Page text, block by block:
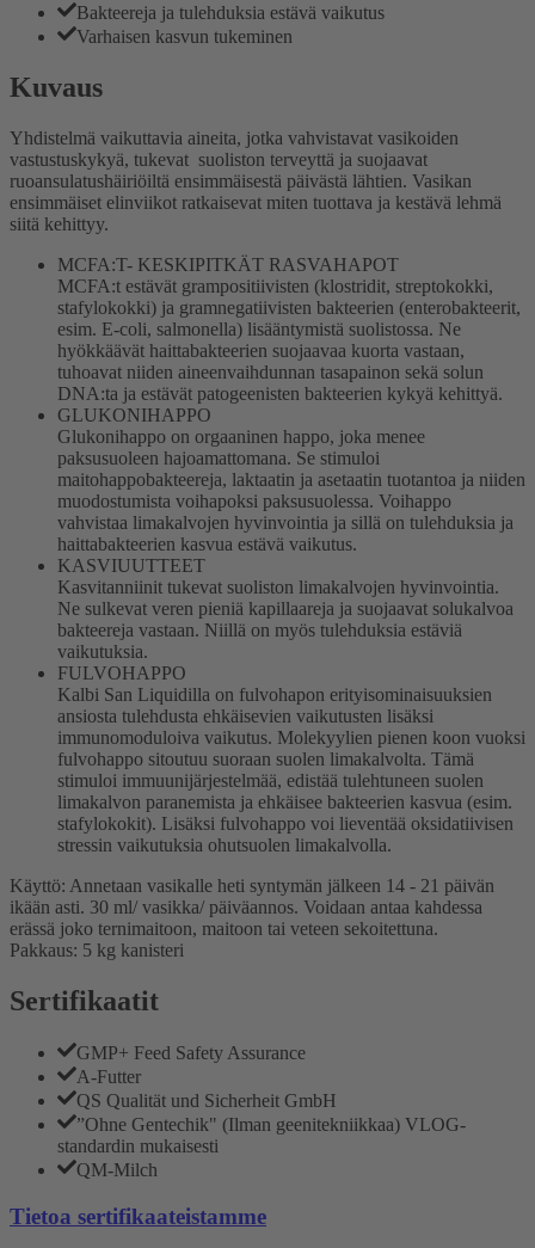
Bakteereja ja tulehduksia estävä vaikutus
Varhaisen kasvun tukeminen
Kuvaus
Yhdistelmä vaikuttavia aineita, jotka vahvistavat vasikoiden
vastustuskykyä, tukevat suoliston terveyttä ja suojaavat
ruoansulatushäiriöiltä ensimmäisestä päivästä lähtien. Vasikan
ensimmäiset elinviikot ratkaisevat miten tuottava ja kestävä lehmä
siitä kehittyy.
MCFA:T- KESKIPITKÄT RASVAHAPOT
MCFA:t estävät grampositiivisten (klostridit, streptokokki,
stafylokokki) ja gramnegatiivisten bakteerien (enterobakteerit,
esim. E-coli, salmonella) lisääntymistä suolistossa. Ne
hyökkäävät haittabakteerien suojaavaa kuorta vastaan,
tuhoavat niiden aineenvaihdunnan tasapainon sekä solun
DNA:ta ja estävät patogeenisten bakteerien kykyä kehittyä.
GLUKONIHAPPO
Glukonihappo on orgaaninen happo, joka menee
paksusuoleen hajoamattomana. Se stimuloi
maitohappobakteereja, laktaatin ja asetaatin tuotantoa ja niiden
muodostumista voihapoksi paksusuolessa. Voihappo
vahvistaa limakalvojen hyvinvointia ja sillä on tulehduksia ja
haittabakteerien kasvua estävä vaikutus.
KASVIUUTTEET
Kasvitanniinit tukevat suoliston limakalvojen hyvinvointia.
Ne sulkevat veren pieniä kapillaareja ja suojaavat solukalvoa
bakteereja vastaan. Niillä on myös tulehduksia estäviä
vaikutuksia.
FULVOHAPPO
Kalbi San Liquidilla on fulvohapon erityisominaisuuksien
ansiosta tulehdusta ehkäisevien vaikutusten lisäksi
immunomoduloiva vaikutus. Molekyylien pienen koon vuoksi
fulvohappo sitoutuu suoraan suolen limakalvolta. Tämä
stimuloi immuunijärjestelmää, edistää tulehtuneen suolen
limakalvon paranemista ja ehkäisee bakteerien kasvua (esim.
stafylokokit). Lisäksi fulvohappo voi lieventää oksidatiivisen
stressin vaikutuksia ohutsuolen limakalvolla.
Käyttö: Annetaan vasikalle heti syntymän jälkeen 14 - 21 päivän
ikään asti. 30 ml/ vasikka/ päiväannos. Voidaan antaa kahdessa
erässä joko ternimaitoon, maitoon tai veteen sekoitettuna.
Pakkaus: 5 kg kanisteri
Sertifikaatit
GMP+ Feed Safety Assurance
A-Futter
QS Qualität und Sicherheit GmbH
”Ohne Gentechik" (Ilman geenitekniikkaa) VLOG-
standardin mukaisesti
QM-Milch
Tietoa sertifikaateistamme